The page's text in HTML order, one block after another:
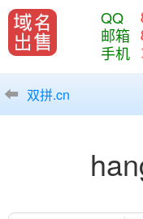
QQ
邮箱
手机
双拼.cn